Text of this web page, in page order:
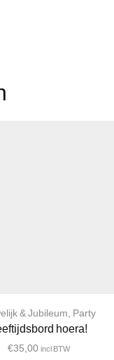
& Jubileum Party
hoera!
€35,00 incl BTW